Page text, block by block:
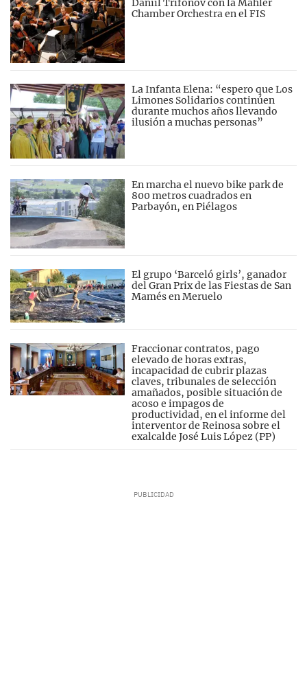
Daniil Trifonov con la Mahler
Chamber Orchestra en el FIS
La Infanta Elena: “espero que Los
Limones Solidarios continúen
durante muchos años llevando
ilusión a muchas personas”
En marcha el nuevo bike park de
800 metros cuadrados en
Parbayón, en Piélagos
El grupo ‘Barceló girls’, ganador
del Gran Prix de las Fiestas de San
Mamés en Meruelo
Fraccionar contratos, pago
elevado de horas extras,
incapacidad de cubrir plazas
claves, tribunales de selección
amañados, posible situación de
acoso e impagos de
productividad, en el informe del
interventor de Reinosa sobre el
exalcalde José Luis López (PP)